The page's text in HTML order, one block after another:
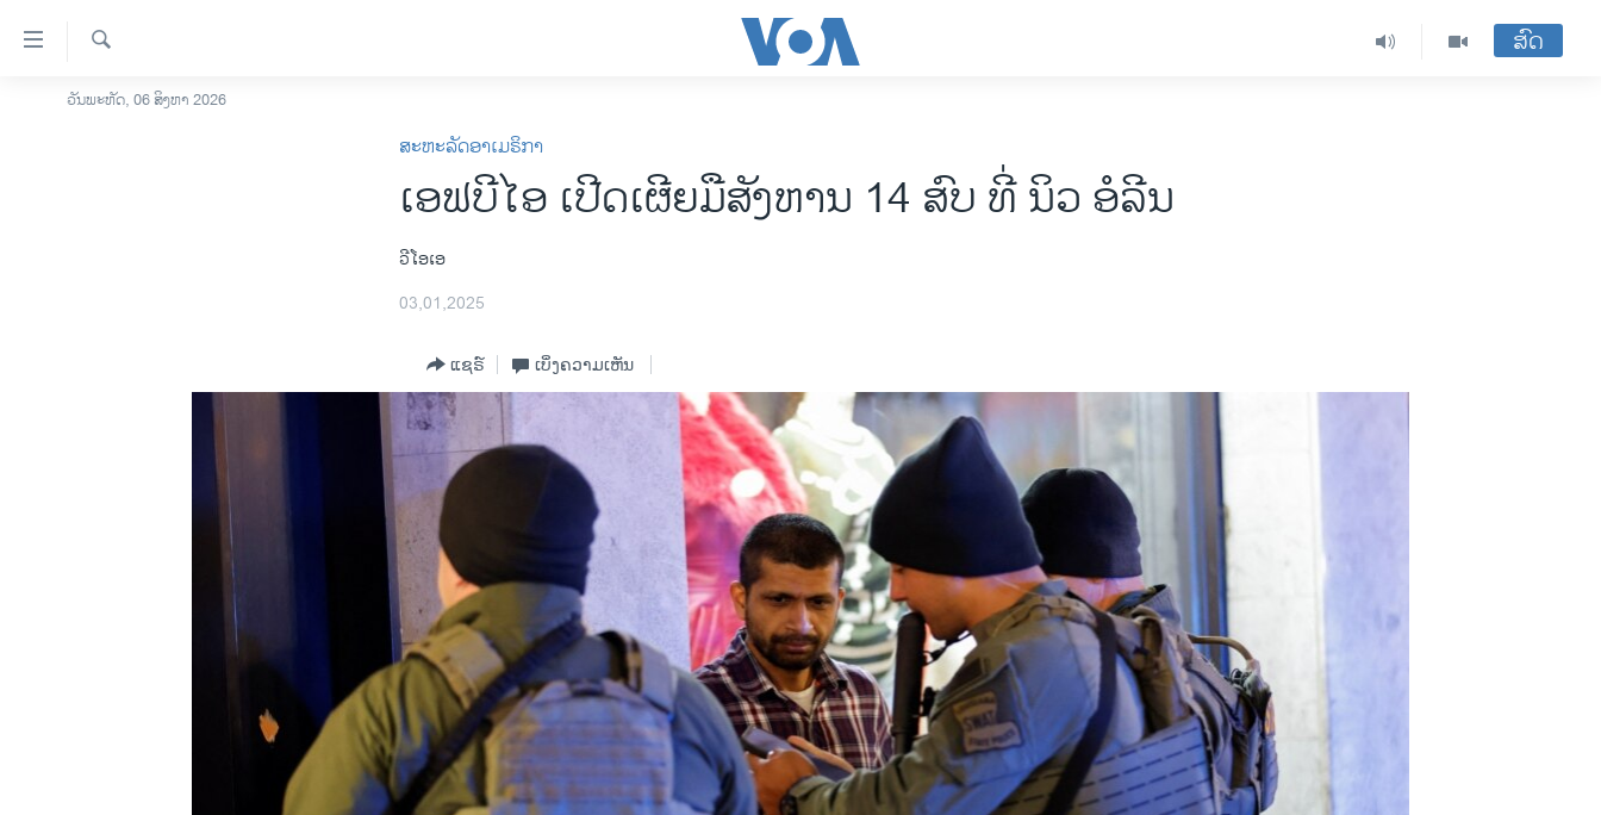
ລິ້ງ
ສຳຫລັບ
ໂຮມເພຈ
ຄົ້ນຫາ
ສົດ
ວັນພະຫັດ, 06 ສິງຫາ 2026
ສະຫະລັດອາເມຣິກາ
ເອຟບີໄອ ເປີດເຜີຍມືສັງຫານ 14 ສົບ ທີ່ ນິວ ອໍລີນ
ວີໂອເອ
03,01,2025
ແຊຣ໌ ເບິ່ງຄວາມເຫັນ